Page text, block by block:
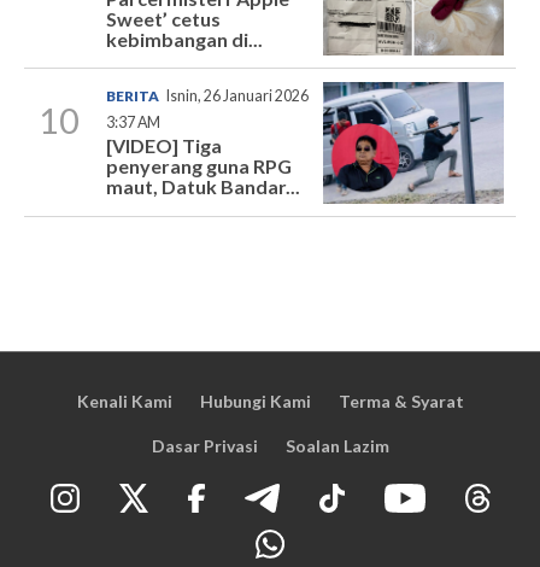
Sweet’ cetus
kebimbangan di...
10
BERITA
Isnin, 26 Januari 2026
3:37 AM
[VIDEO] Tiga
penyerang guna RPG
maut, Datuk Bandar...
Kenali Kami Hubungi Kami Terma & Syarat
Dasar Privasi Soalan Lazim